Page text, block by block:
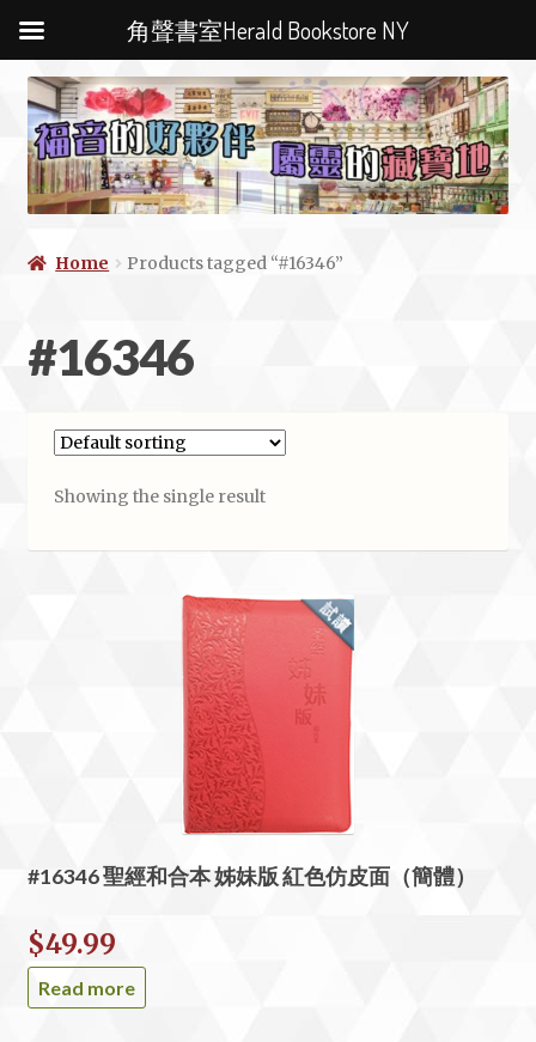
Home Products tagged “#16346”
#16346
Showing the single result
#16346 聖經和合本 姊妹版 紅色仿皮面（簡體）
$49.99
Read more
角聲書室Herald Bookstore NY